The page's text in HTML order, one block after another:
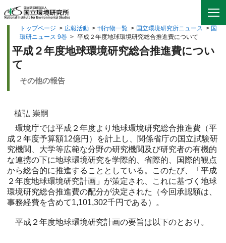
トップページ > 広報活動 > 刊行物一覧 > 国立環境研究所ニュース > 国
環研ニュース 9巻 > 平成２年度地球環境研究総合推進費について
平成２年度地球環境研究総合推進費につい
て
その他の報告
植弘 崇嗣
環境庁では平成２年度より地球環境研究総合推進費（平
成２年度予算額12億円）を計上し、関係省庁の国立試験研
究機関、大学等広範な分野の研究機関及び研究者の有機的
な連携の下に地球環境研究を学際的、省際的、国際的観点
から総合的に推進することとしている。このたび、「平成
２年度地球環境研究計画」が策定され、これに基づく地球
環境研究総合推進費の配分が決定された（今回承認額は、
事務経費を含めて1,101,302千円である）。
平成２年度地球環境研究計画の要旨は以下のとおり。